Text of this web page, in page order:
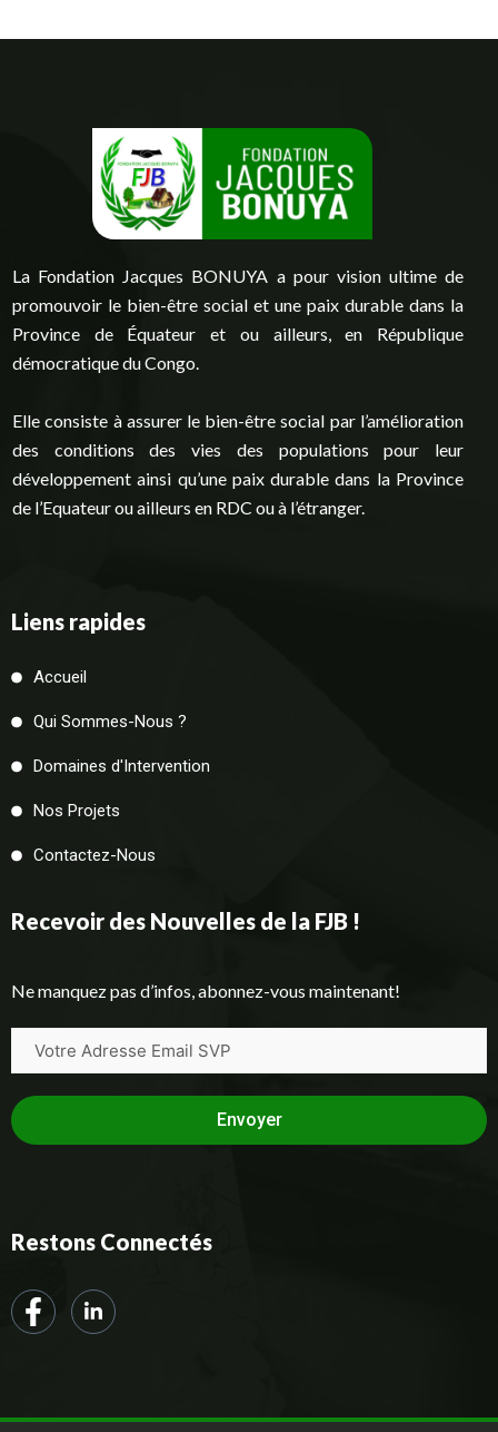
La Fondation Jacques BONUYA a pour vision ultime de
promouvoir le bien-être social et une paix durable dans la
Province de Équateur et ou ailleurs, en République
démocratique du Congo.
Elle consiste à assurer le bien-être social par l’amélioration
des conditions des vies des populations pour leur
développement ainsi qu’une paix durable dans la Province
de l’Equateur ou ailleurs en RDC ou à l’étranger.
Liens rapides
Accueil
Qui Sommes-Nous ?
Domaines d'Intervention
Nos Projets
Contactez-Nous
Recevoir des Nouvelles de la FJB !
Ne manquez pas d’infos, abonnez-vous maintenant!
Envoyer
Restons Connectés